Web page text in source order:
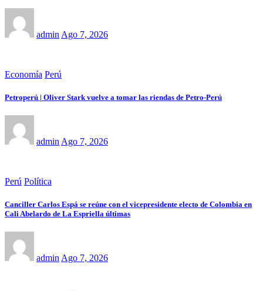
admin Ago 7, 2026
Economía Perú
Petroperú | Oliver Stark vuelve a tomar las riendas de Petro-Perú
admin Ago 7, 2026
Perú Política
Canciller Carlos Espá se reúne con el vicepresidente electo de Colombia en
Cali Abelardo de La Espriella últimas
admin Ago 7, 2026